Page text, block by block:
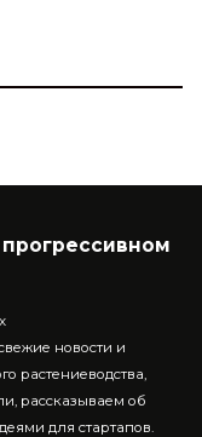
новости и
растениеводства,
рассказываем об
для стартапов.